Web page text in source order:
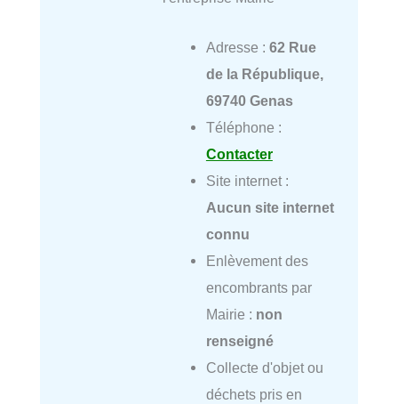
Adresse : 62 Rue
de la République,
69740 Genas
Téléphone :
Contacter
Site internet :
Aucun site internet
connu
Enlèvement des
encombrants par
Mairie : non
renseigné
Collecte d'objet ou
déchets pris en